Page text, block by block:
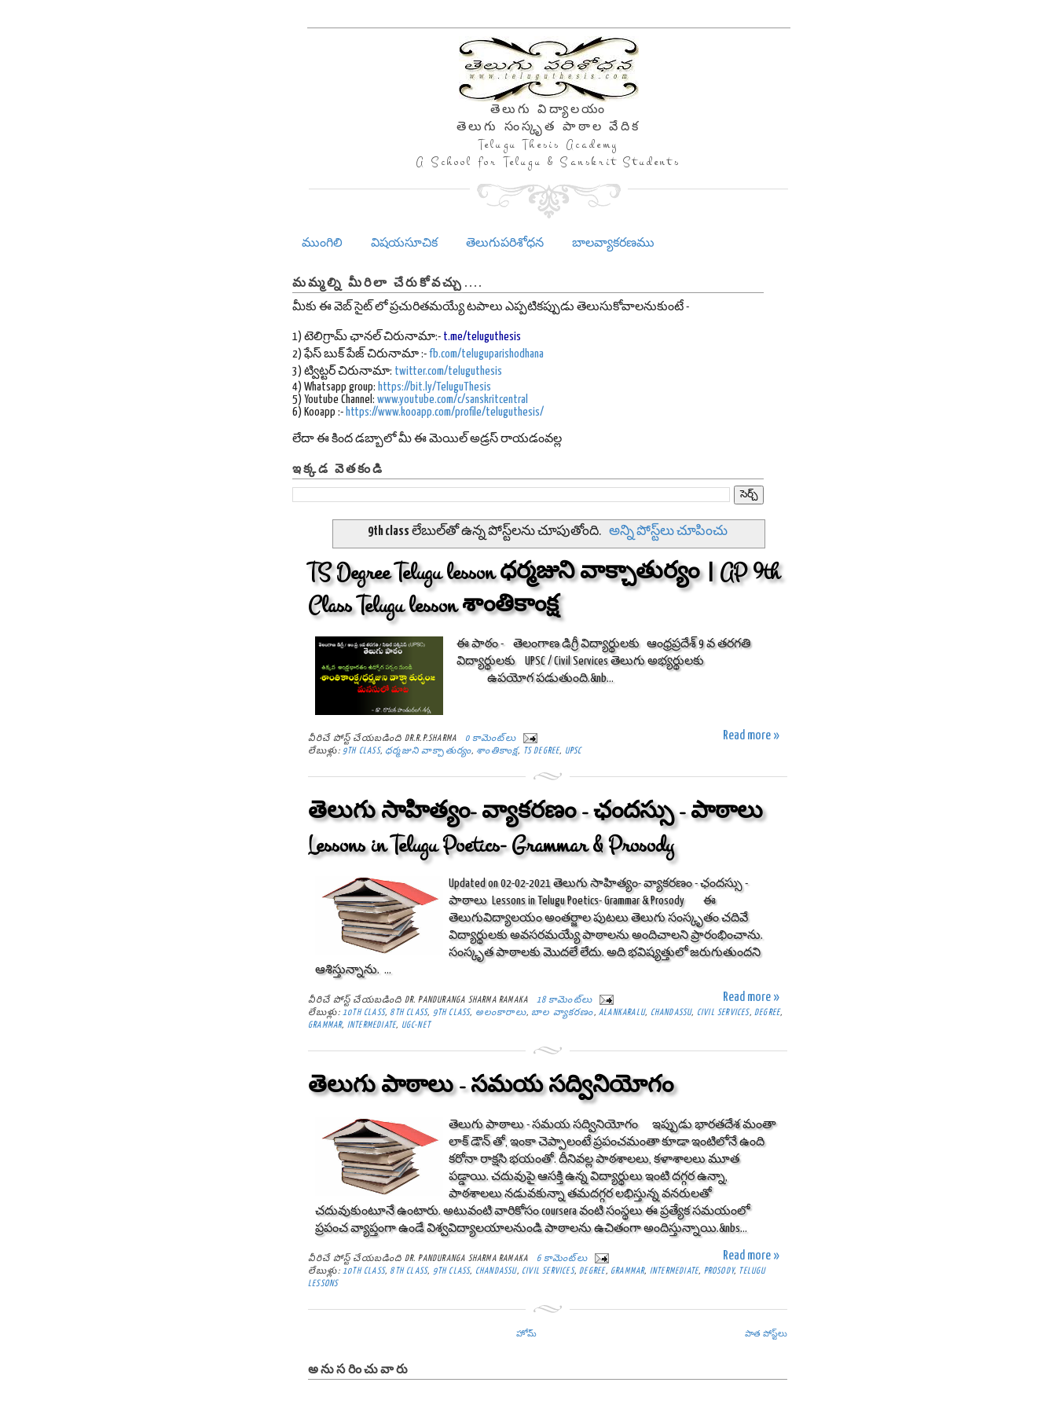
తెలుగు విద్యాలయం
తెలుగు సంస్కృత పాఠాల వేదిక
Telugu Thesis Academy
A School for Telugu & Sanskrit Students
ముంగిలి విషయసూచిక తెలుగుపరిశోధన బాలవ్యాకరణము
మమ్మల్ని మీరిలా చేరుకోవచ్చు....
మీకు ఈ వెబ్ సైట్ లో ప్రచురితమయ్యే టపాలు ఎప్పటికప్పుడు తెలుసుకోవాలనుకుంటే -
1) టెలిగ్రామ్ ఛానల్ చిరునామా:- t.me/teluguthesis
2) ఫేస్ బుక్ పేజ్ చిరునామా :- fb.com/teluguparishodhana
3) ట్విట్టర్ చిరునామా: twitter.com/teluguthesis
4) Whatsapp group: https://bit.ly/TeluguThesis
5) Youtube Channel: www.youtube.com/c/sanskritcentral
6) Kooapp :- https://www.kooapp.com/profile/teluguthesis/
లేదా ఈ కింద డబ్బాలో మీ ఈ మెయిల్ అడ్రస్ రాయడంవల్ల
ఇక్కడ వెతకండి
9th class లేబుల్‌తో ఉన్న పోస్ట్‌లను చూపుతోంది. అన్ని పోస్ట్‌లు చూపించు
TS Degree Telugu lesson ధర్మజుని వాక్చాతుర్యం । AP 9th
Class Telugu lesson శాంతికాంక్ష
ఈ పాఠం - తెలంగాణ డిగ్రీ విద్యార్థులకు ఆంధ్రప్రదేశ్ 9 వ తరగతి
విద్యార్థులకు UPSC / Civil Services తెలుగు అభ్యర్థులకు
ఉపయోగ పడుతుంది.&nb...
Read more »
వీరిచే పోస్ట్ చేయబడింది DR.R.P.SHARMA
0 కామెంట్‌లు
లేబుళ్లు: 9TH CLASS, ధర్మజుని వాక్చాతుర్యం, శాంతికాంక్ష, TS DEGREE, UPSC
తెలుగు సాహిత్యం- వ్యాకరణం - ఛందస్సు - పాఠాలు
Lessons in Telugu Poetics- Grammar & Prosody
Updated on 02-02-2021 తెలుగు సాహిత్యం- వ్యాకరణం - ఛందస్సు -
పాఠాలు Lessons in Telugu Poetics- Grammar & Prosody ఈ
తెలుగువిద్యాలయం అంతర్జాల పుటలు తెలుగు సంస్కృతం చదివే
విద్యార్థులకు అవసరమయ్యే పాఠాలను అందిచాలని ప్రారంభించాను.
సంస్కృత పాఠాలకు మొదలే లేదు. అది భవిష్యత్తులో జరుగుతుందని
ఆశిస్తున్నాను. ...
Read more »
వీరిచే పోస్ట్ చేయబడింది DR. PANDURANGA SHARMA RAMAKA
18 కామెంట్‌లు
లేబుళ్లు: 10TH CLASS, 8TH CLASS, 9TH CLASS, అలంకారాలు, బాల వ్యాకరణం,ALANKARALU, CHANDASSU, CIVIL SERVICES, DEGREE,
GRAMMAR, INTERMEDIATE, UGC-NET
తెలుగు పాఠాలు - సమయ సద్వినియోగం
తెలుగు పాఠాలు - సమయ సద్వినియోగం ఇప్పుడు భారతదేశ మంతా
లాక్ డౌన్ తో, ఇంకా చెప్పాలంటే ప్రపంచమంతా కూడా ఇంటిలోనే ఉంది
కరోనా రాక్షసి భయంతో. దీనివల్ల పాఠశాలలు, కళాశాలలు మూత
పడ్డాయి. చదువుపై ఆసక్తి ఉన్న విద్యార్థులు ఇంటి దగ్గర ఉన్నా,
పాఠశాలలు నడువకున్నా తమదగ్గర లభిస్తున్న వనరులతో
చదువుకుంటూనే ఉంటారు. అటువంటి వారికోసం coursera వంటి సంస్థలు ఈ ప్రత్యేక సమయంలో
ప్రపంచ వ్యాప్తంగా ఉండే విశ్వవిద్యాలయాలనుండి పాఠాలను ఉచితంగా అందిస్తున్నాయి.&nbs...
Read more »
వీరిచే పోస్ట్ చేయబడింది DR. PANDURANGA SHARMA RAMAKA
6 కామెంట్‌లు
లేబుళ్లు: 10TH CLASS, 8TH CLASS, 9TH CLASS, CHANDASSU, CIVIL SERVICES, DEGREE, GRAMMAR, INTERMEDIATE, PROSODY, TELUGU
LESSONS
పాత పోస్ట్‌లు
హోమ్
అనుసరించువారు